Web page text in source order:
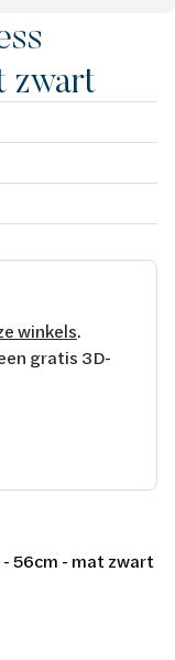
zwart
winkels.
gratis 3D-
56cm - mat zwart